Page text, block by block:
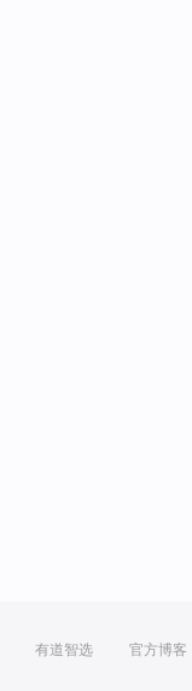
有道智选 官方博客